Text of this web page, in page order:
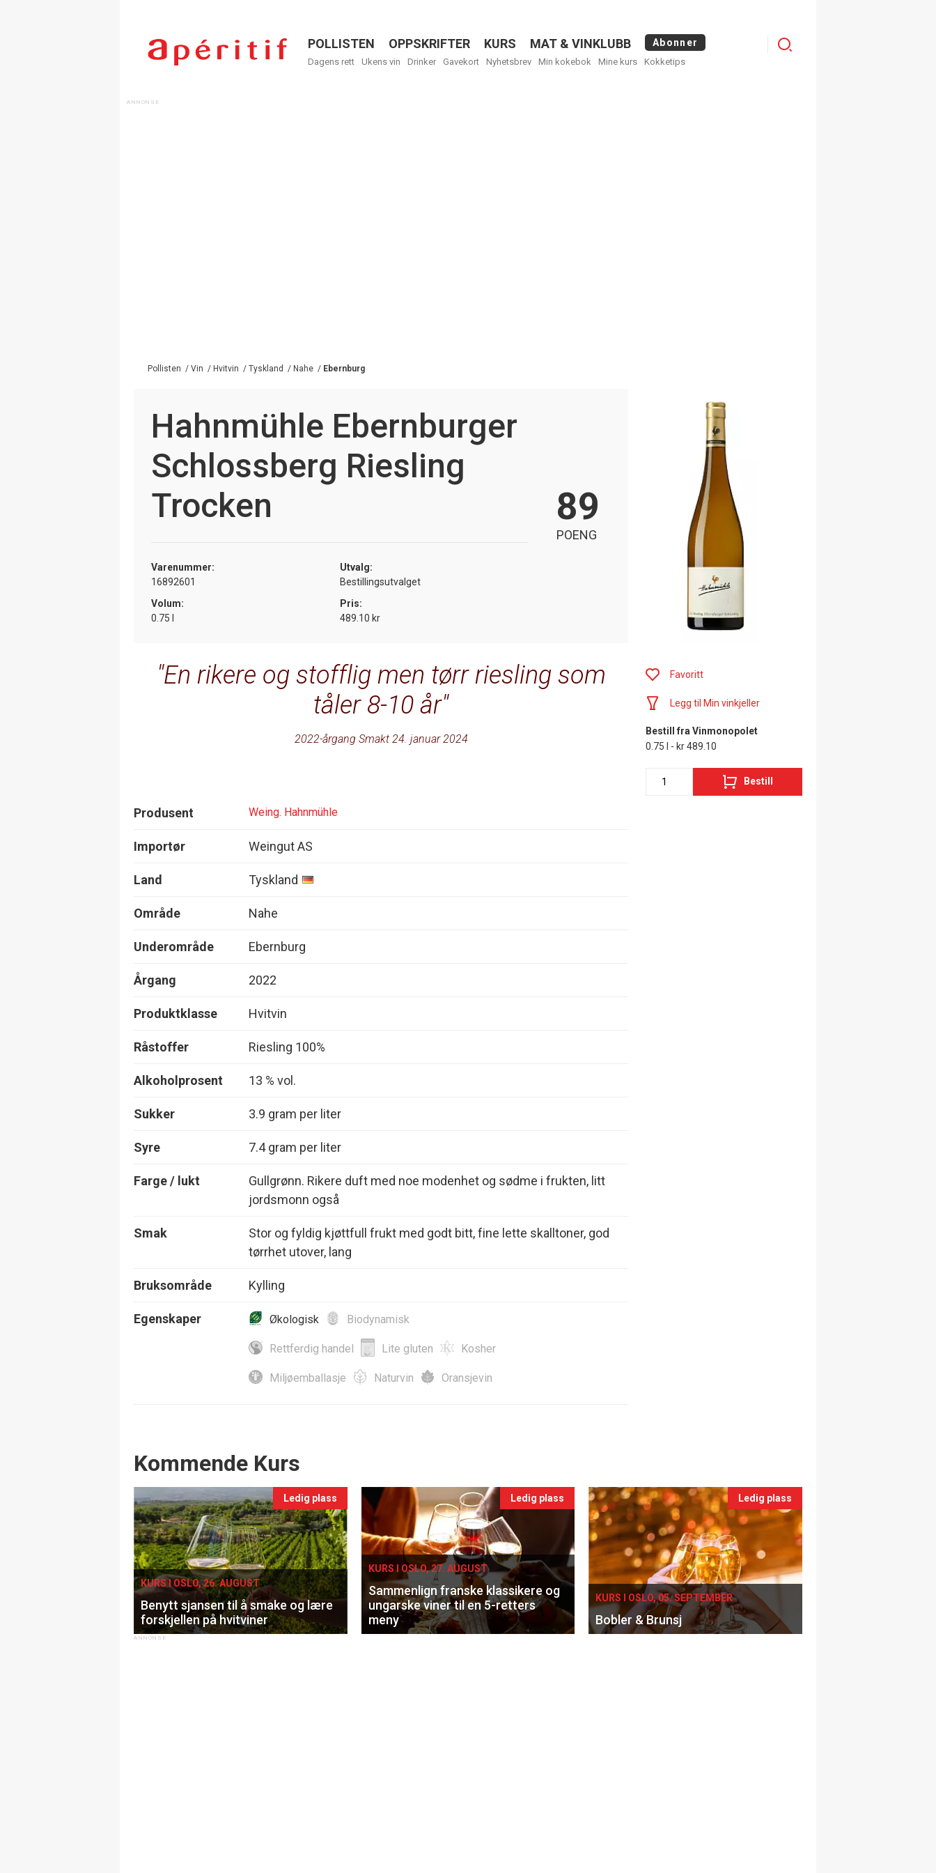
Menu
POLLISTEN OPPSKRIFTER KURS MAT & VINKLUBB Abonner
Dagens rett Ukens vin Drinker Gavekort Nyhetsbrev Min kokebok Mine kurs Kokketips
Menu
Pollisten / Vin / Hvitvin / Tyskland / Nahe / Ebernburg
Hahnmühle Ebernburger
Schlossberg Riesling
Trocken
Varenummer:
16892601
Utvalg:
Bestillingsutvalget
Volum:
0.75 l
Pris:
489.10 kr
89
POENG
En rikere og stofflig men tørr riesling som
tåler 8-10 år
2022-årgang Smakt 24. januar 2024
Produsent Weing. Hahnmühle
Importør Weingut AS
Land Tyskland
Område Nahe
Underområde Ebernburg
Årgang 2022
Produktklasse Hvitvin
Råstoffer Riesling 100%
Alkoholprosent 13 % vol.
Sukker 3.9 gram per liter
Syre 7.4 gram per liter
Farge / lukt
Gullgrønn. Rikere duft med noe modenhet og sødme i frukten, litt
jordsmonn også
Smak
Stor og fyldig kjøttfull frukt med godt bitt, fine lette skalltoner, god
tørrhet utover, lang
Bruksområde Kylling
Egenskaper Økologisk Biodynamisk
Rettferdig handel Lite gluten Kosher
Miljøemballasje Naturvin Oransjevin
Favoritt
Legg til Min vinkjeller
Bestill fra Vinmonopolet
0.75 l - kr 489.10
Bestill
Events
Kommende Kurs
Ledig plass
KURS I OSLO, 26. AUGUST
Benytt sjansen til å smake og lære
forskjellen på hvitviner
Ledig plass
KURS I OSLO, 27. AUGUST
Sammenlign franske klassikere og
ungarske viner til en 5-retters
meny
Ledig plass
KURS I OSLO, 05. SEPTEMBER
Bobler & Brunsj